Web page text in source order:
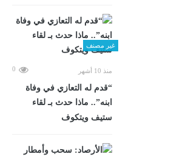
غير مصنف
منذ 10 أشهر 0
“قدم له التعازي في وفاة
ابنه”.. ماذا حدث بـ لقاء
ستيف ويتكوف